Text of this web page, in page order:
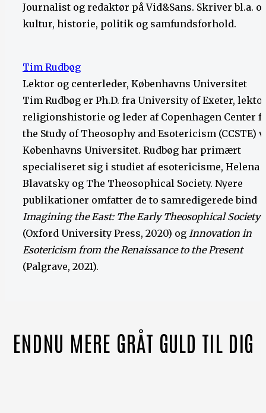
Journalist og redaktør på Vid&Sans. Skriver bl.a.
kultur, historie, politik og samfundsforhold.
Tim Rudbøg
Lektor og centerleder, Københavns Universitet
Tim Rudbøg er Ph.D. fra University of Exeter,
religionshistorie og leder af Copenhagen Center
the Study of Theosophy and Esotericism (CCSTE)
Københavns Universitet. Rudbøg har primært
specialiseret sig i studiet af esotericisme, Helena
Blavatsky og The Theosophical Society. Nyere
publikationer omfatter de to samredigerede bind
Imagining the East: The Early Theosophical Society
(Oxford University Press, 2020) og Innovation in
Esotericism from the Renaissance to the Present
(Palgrave, 2021).
ENDNU MERE GRÅT GULD TIL DIG